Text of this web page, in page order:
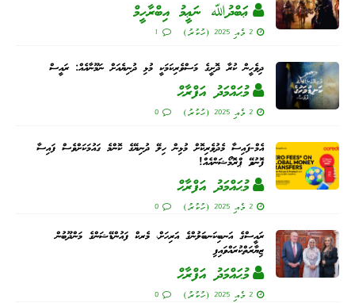
ޢަބްދުﷲ ނަޢީމު އިބްރާހީމް
2 މެއި 2025 (ހުކުރު) 1
ދިވެހީން ކުރާ ދޮށީގެ މަސްވެރިކަމަކީ މުޅި ދުނިޔެއަށް ނަމޫނާއެއް: ރައީސް
މުޙައްމަދު އަފްރާޙް
2 މެއި 2025 (ހުކުރު) 0
އެމް-ފައިސާ މެދުވެރިކޮށް މުޅިން ހިލޭ ދުނިޔޭގެ ކޮންމެ ގައުމަކަށްވެސް ފައިސާ
ފޮނުވޭ ޕްރޮމޯޝަންއެއް!
މުޙައްމަދު އަފްރާޙް
2 މެއި 2025 (ހުކުރު) 0
ރައީސްގެ އަނބިކަނބަލުންގެ އަރިހަށް، މެރކް ފައުންޑޭޝަންގެ މަންދޫބުން
ޒިޔާރަތްކުރައްވައިފި
މުޙައްމަދު އަފްރާޙް
2 މެއި 2025 (ހުކުރު) 0